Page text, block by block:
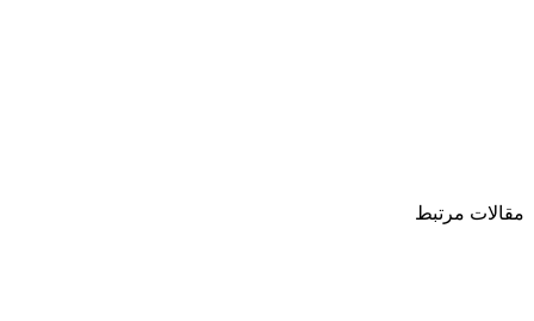
مقالات مرتبط